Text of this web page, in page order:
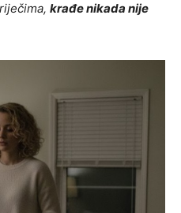
krađe nikada nije